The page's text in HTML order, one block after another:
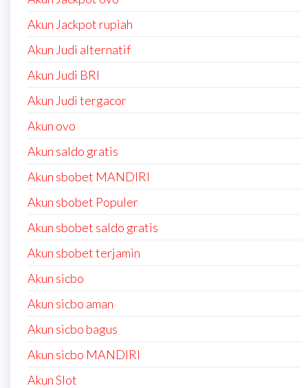
Akun Jackpot rupiah
Akun Judi alternatif
Akun Judi BRI
Akun Judi tergacor
Akun ovo
Akun saldo gratis
Akun sbobet MANDIRI
Akun sbobet Populer
Akun sbobet saldo gratis
Akun sbobet terjamin
Akun sicbo
Akun sicbo aman
Akun sicbo bagus
Akun sicbo MANDIRI
Akun Slot